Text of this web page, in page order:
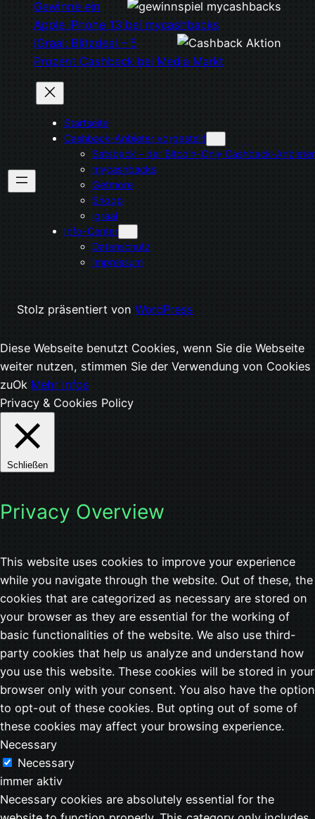
Gewinne ein
Apple iPhone 13 bei mycashbacks
iGraal: Blitzdeal – 5
Prozent Cashback bei Media Markt
Startseite
Cashback-Anbieter vorgestellt
Satsback – der Bitcoin-Only Cashback-Anbieter
mycashbacks
Getmore
Shoop
igraal
Info-Center
Datenschutz
Impressum
Stolz präsentiert von WordPress
Diese Webseite benutzt Cookies, wenn Sie die Webseite
weiter nutzen, stimmen Sie der Verwendung von Cookies
zuOk Mehr Infos
Privacy & Cookies Policy
Schließen
Privacy Overview
This website uses cookies to improve your experience
while you navigate through the website. Out of these, the
cookies that are categorized as necessary are stored on
your browser as they are essential for the working of
basic functionalities of the website. We also use third-
party cookies that help us analyze and understand how
you use this website. These cookies will be stored in your
browser only with your consent. You also have the option
to opt-out of these cookies. But opting out of some of
these cookies may affect your browsing experience.
Necessary
Necessary
immer aktiv
Necessary cookies are absolutely essential for the